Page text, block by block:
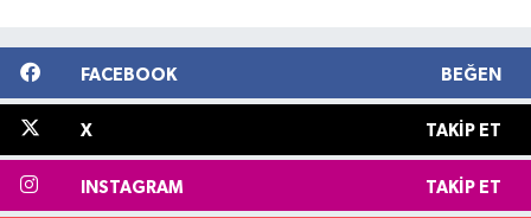
FACEBOOK BEĞEN
X TAKIP ET
INSTAGRAM TAKIP ET